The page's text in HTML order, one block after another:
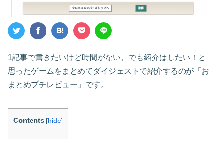
1記事で書きたいけど時間がない。でも紹介はしたい！と
思ったゲームをまとめてダイジェストで紹介するのが「お
まとめプチレビュー」です。
Contents [hide]